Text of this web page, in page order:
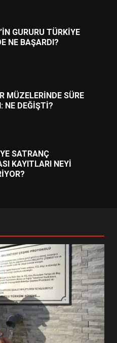
GURURU TÜRKİYE
NE BAŞARDI?
MÜZELERİNDE SÜRE
NE DEĞİŞTİ?
SATRANÇ
KAYITLARI NEYİ
NASIL
SU MİRASI İÇİN
GEÇİYOR: GÖZLER